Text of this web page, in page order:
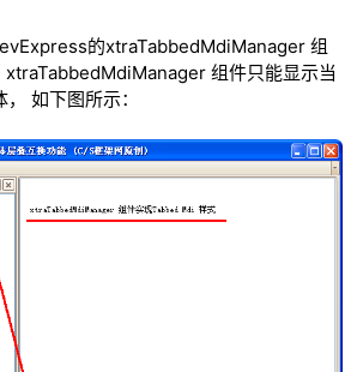
的xtraTabbedMdiManager 组
xtraTabbedMdiManager 组件只能显示当
如下图所示：